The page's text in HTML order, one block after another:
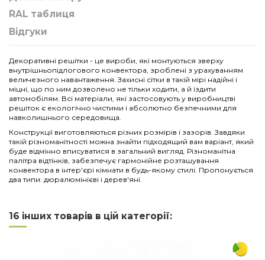
RAL таблиця
Відгуки
Декоративні решітки - це вироби, які монтуються зверху
внутрішньопідлогового конвектора, зроблені з урахуванням
величезного навантаження. Захисні сітки в такій мірі надійні і
міцні, що по ним дозволено не тільки ходити, а й їздити
автомобілям. Всі матеріали, які застосовують у виробництві
решіток є екологічно чистими і абсолютно безпечними для
навколишнього середовища.
Конструкції виготовляються різних розмірів і зазорів. Завдяки
такій різноманітності можна знайти підходящий вам варіант, який
буде відмінно вписуватися в загальний вигляд. Різноманітна
палітра відтінків, забезпечує гармонійне розташування
конвектора в інтер'єрі кімнати в будь-якому стилі. Пропонується
два типи: дюралюмінієві і дерев'яні.
Ширина
230
16 інших товарів в цій категорії: